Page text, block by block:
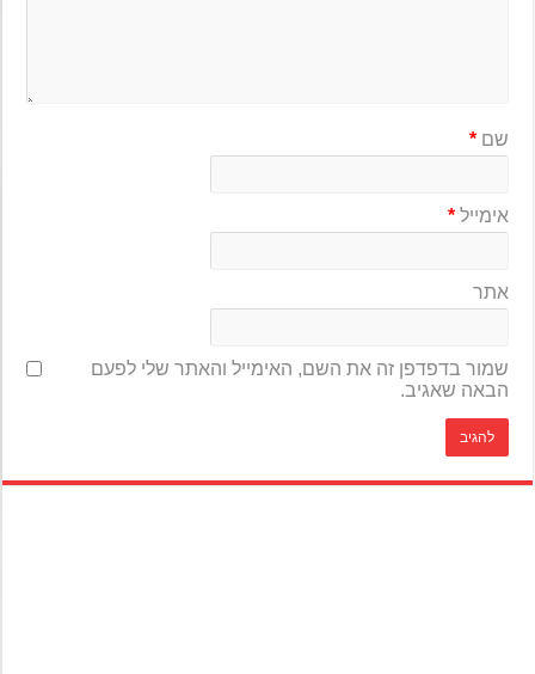
שם*
אימייל*
אתר
שמור בדפדפן זה את השם, האימייל והאתר שלי לפעם
הבאה שאגיב.